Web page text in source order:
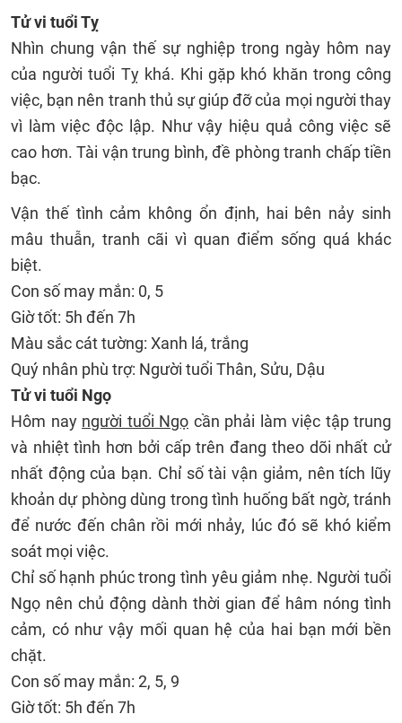
Tử vi tuổi Tỵ
Nhìn chung vận thế sự nghiệp trong ngày hôm nay
của người tuổi Tỵ khá. Khi gặp khó khăn trong công
việc, bạn nên tranh thủ sự giúp đỡ của mọi người thay
vì làm việc độc lập. Như vậy hiệu quả công việc sẽ
cao hơn. Tài vận trung bình, đề phòng tranh chấp tiền
bạc.
Vận thế tình cảm không ổn định, hai bên nảy sinh
mâu thuẫn, tranh cãi vì quan điểm sống quá khác
biệt.
Con số may mắn: 0, 5
Giờ tốt: 5h đến 7h
Màu sắc cát tường: Xanh lá, trắng
Quý nhân phù trợ: Người tuổi Thân, Sửu, Dậu
Tử vi tuổi Ngọ
Hôm nay người tuổi Ngọ cần phải làm việc tập trung
và nhiệt tình hơn bởi cấp trên đang theo dõi nhất cử
nhất động của bạn. Chỉ số tài vận giảm, nên tích lũy
khoản dự phòng dùng trong tình huống bất ngờ, tránh
để nước đến chân rồi mới nhảy, lúc đó sẽ khó kiểm
soát mọi việc.
Chỉ số hạnh phúc trong tình yêu giảm nhẹ. Người tuổi
Ngọ nên chủ động dành thời gian để hâm nóng tình
cảm, có như vậy mối quan hệ của hai bạn mới bền
chặt.
Con số may mắn: 2, 5, 9
Giờ tốt: 5h đến 7h